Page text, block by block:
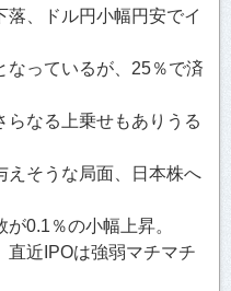
落、ドル円小幅円安でイ
なっているが、25％で済
らなる上乗せもありうる
えそうな局面、日本株へ
0.1％の小幅上昇。
直近IPOは強弱マチマチ